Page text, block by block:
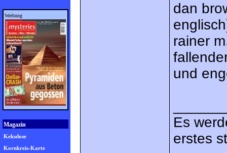
Werbung
Magazin
Keksdose
Kornkreis-Karte
dan
rainer
und
Es
erstes